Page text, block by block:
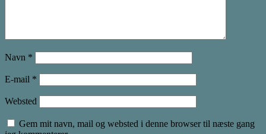
Navn *
E-mail *
Websted
Gem mit navn, mail og websted i denne browser til næste gang